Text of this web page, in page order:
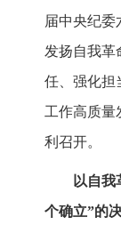
届中央纪委
发扬自我革
任、强化担
工作高质量
利召开。
以自我
个确立”的